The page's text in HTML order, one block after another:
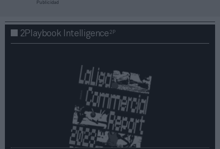
Publicidad
2Playbook Intelligence2P